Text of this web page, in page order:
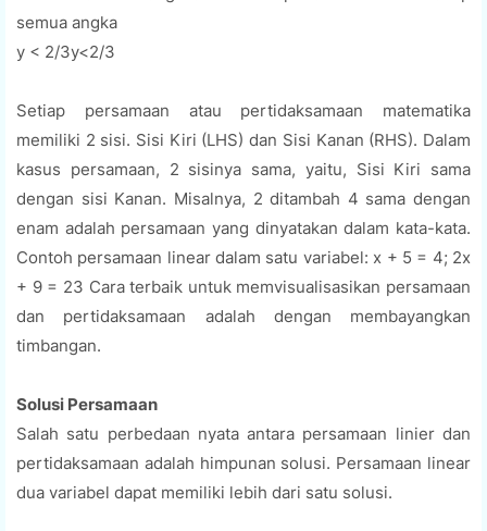
semua angka
y < 2/3y<2/3
Setiap persamaan atau pertidaksamaan matematika
memiliki 2 sisi. Sisi Kiri (LHS) dan Sisi Kanan (RHS). Dalam
kasus persamaan, 2 sisinya sama, yaitu, Sisi Kiri sama
dengan sisi Kanan. Misalnya, 2 ditambah 4 sama dengan
enam adalah persamaan yang dinyatakan dalam kata-kata.
Contoh persamaan linear dalam satu variabel: x + 5 = 4; 2x
+ 9 = 23 Cara terbaik untuk memvisualisasikan persamaan
dan pertidaksamaan adalah dengan membayangkan
timbangan.
Solusi Persamaan
Salah satu perbedaan nyata antara persamaan linier dan
pertidaksamaan adalah himpunan solusi. Persamaan linear
dua variabel dapat memiliki lebih dari satu solusi.